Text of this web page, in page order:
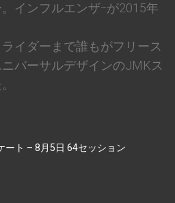
インフルエンザｰが2015年
イダーまで誰もがフリース
バーサルデザインのJMKス
ート – 8月5日 64セッション